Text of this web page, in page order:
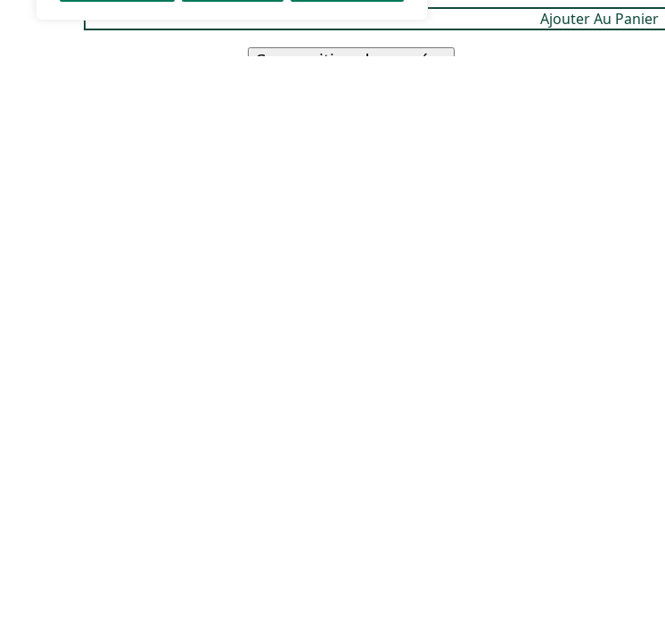
Ajouter Au Panier
Composition des cuvées